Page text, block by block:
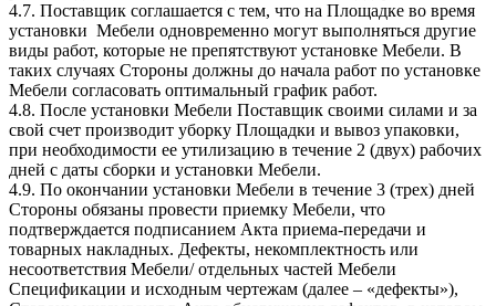
4.7. Поставщик соглашается с тем, что на Площадке во время
установки Мебели одновременно могут выполняться другие
виды работ, которые не препятствуют установке Мебели. В
таких случаях Стороны должны до начала работ по установке
Мебели согласовать оптимальный график работ.
4.8. После установки Мебели Поставщик своими силами и за
свой счет производит уборку Площадки и вывоз упаковки,
при необходимости ее утилизацию в течение 2 (двух) рабочих
дней с даты сборки и установки Мебели.
4.9. По окончании установки Мебели в течение 3 (трех) дней
Стороны обязаны провести приемку Мебели, что
подтверждается подписанием Акта приема-передачи и
товарных накладных. Дефекты, некомплектность или
несоответствия Мебели/ отдельных частей Мебели
Спецификации и исходным чертежам (далее – «дефекты»),